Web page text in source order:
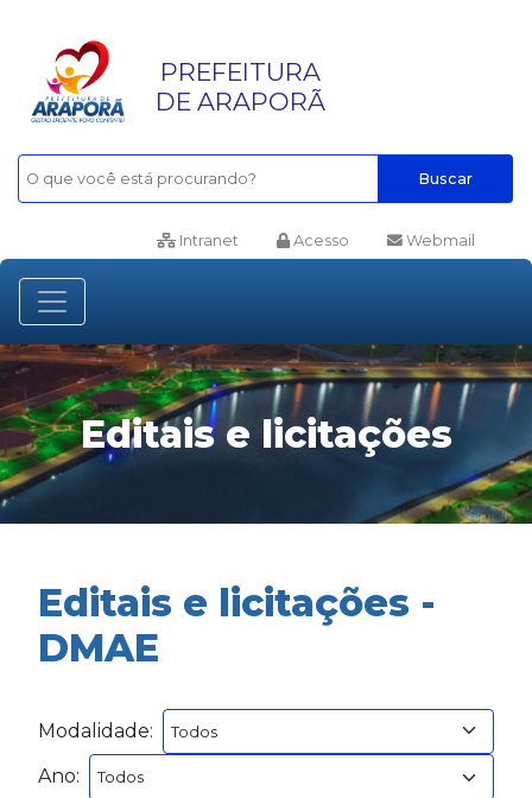
PREFEITURA
DE ARAPORÃ
Buscar
Intranet Acesso Webmail
Editais e licitações
Editais e licitações -
DMAE
Modalidade:
Ano: